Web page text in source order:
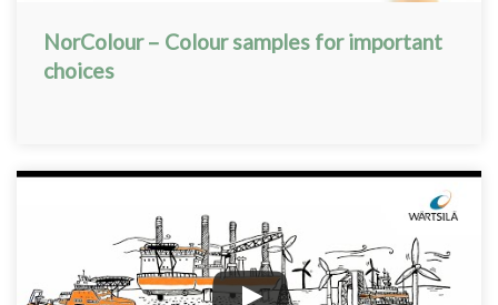
NorColour – Colour samples for important
choices